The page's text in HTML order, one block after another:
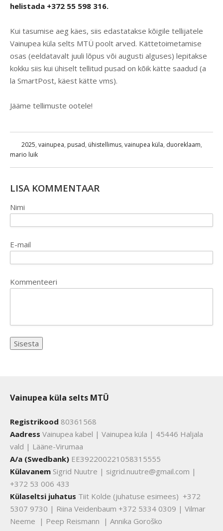
helistada +372 55 598 316.
Kui tasumise aeg käes, siis edastatakse kõigile tellijatele
Vainupea küla selts MTÜ poolt arved. Kättetoimetamise
osas (eeldatavalt juuli lõpus või augusti alguses) lepitakse
kokku siis kui ühiselt tellitud pusad on kõik kätte saadud (a
la SmartPost, käest kätte vms).
Jääme tellimuste ootele!
2025, vainupea, pusad, ühistellimus, vainupea küla, duoreklaam,
mario luik
LISA KOMMENTAAR
Nimi
E-mail
Kommenteeri
Vainupea küla selts MTÜ
Registrikood 80361568
Aadress Vainupea kabel | Vainupea küla | 45446 Haljala
vald | Lääne-Virumaa
A/a (Swedbank) EE392200221058315555
Külavanem Sigrid Nuutre | sigrid.nuutre@gmail.com |
+372 53 006 433
Külaseltsi juhatus Tiit Kolde (juhatuse esimees) +372
5307 9730 | Riina Veidenbaum +372 5334 0309 | Vilmar
Neeme | Peep Reismann | Annika Goroško